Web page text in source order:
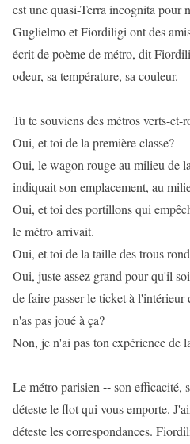
est une quasi-Terra incognita pour
Guglielmo et Fiordiligi ont des
écrit de poème de métro, dit
odeur, sa température, sa couleur.
Tu te souviens des métros verts-et-
Oui, et toi de la première classe?
Oui, le wagon rouge au milieu de
indiquait son emplacement, au
Oui, et toi des portillons qui
le métro arrivait.
Oui, et toi de la taille des trous
Oui, juste assez grand pour qu'il
de faire passer le ticket à l'intérieur
n'as pas joué à ça?
Non, je n'ai pas ton expérience de
Le métro parisien -- son efficacité,
déteste le flot qui vous emporte.
déteste les correspondances.